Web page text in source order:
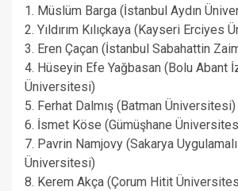
1. Müslüm Barga (İstanbul Aydın
2. Yıldırım Kılıçkaya (Kayseri Erciyes
3. Eren Çaçan (İstanbul Sabahattin
4. Hüseyin Efe Yağbasan (Bolu Abant
Üniversitesi)
5. Ferhat Dalmış (Batman Üniversitesi)
6. İsmet Köse (Gümüşhane
7. Pavrin Namjovy (Sakarya
Üniversitesi)
8. Kerem Akça (Çorum Hitit